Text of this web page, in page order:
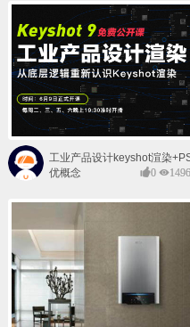
工业产品设计keyshot渲染
后期班
优概念 0